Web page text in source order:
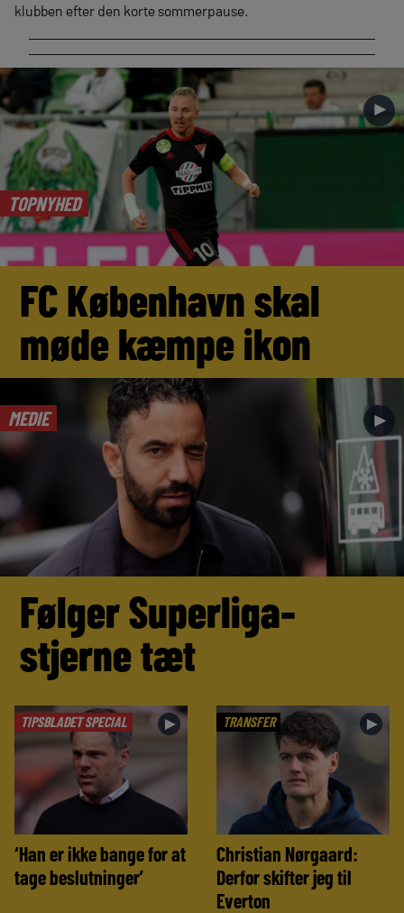
klubben efter den korte sommerpause.
TOPNYHED
►
FC København skal
møde kæmpe ikon
MEDIE ►
Følger Superliga-
stjerne tæt
TIPSBLADET SPECIAL ►
‘Han er ikke bange for at
tage beslutninger’
TRANSFER ►
Christian Nørgaard:
Derfor skifter jeg til
Everton